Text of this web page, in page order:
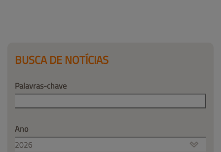
BUSCA DE NOTÍCIAS
Palavras-chave
Ano